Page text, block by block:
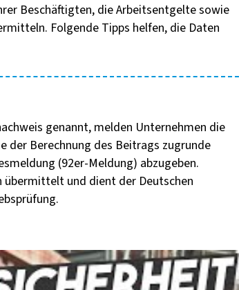
Beschäftigten, die Arbeitsentgelte sowie
Folgende Tipps helfen, die Daten
genannt, melden Unternehmen die
der Berechnung des Beitrags zugrunde
(92er-Meldung) abzugeben.
übermittelt und dient der Deutschen